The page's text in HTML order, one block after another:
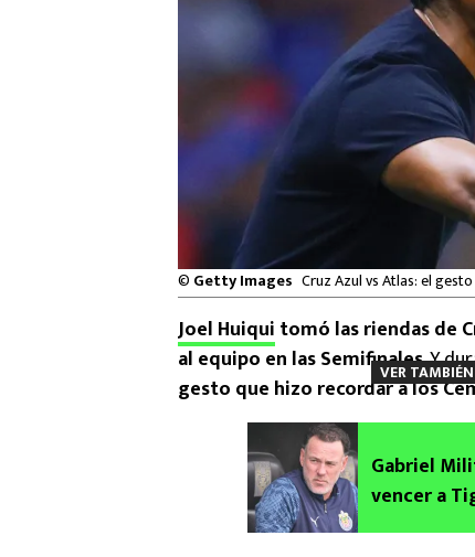
© Getty Images Cruz Azul vs Atlas: el
Joel Huiqui tomó las riendas de
al equipo en las Semifinales. Y
gesto que hizo recordar a los
VER TAMBIÉN
Gabriel
vencer a
Selección